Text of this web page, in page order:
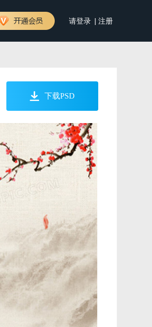
请登录 | 注册
下载PSD